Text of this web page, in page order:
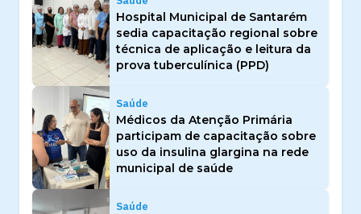
Hospital Municipal de Santarém
sedia capacitação regional sobre
técnica de aplicação e leitura da
prova tuberculínica (PPD)
Saúde
Médicos da Atenção Primária
participam de capacitação sobre
uso da insulina glargina na rede
municipal de saúde
Saúde